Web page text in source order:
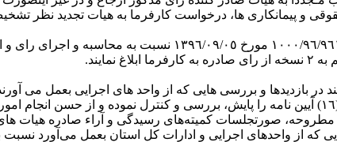
پیمانکاری ها، درخواست کارفرما به هیات تجدید نظر
٢٨‏‏- واحدهای اجرایی مکلف می باشند با رعایت مفاد دستور العمل
در بازدیدها و بررسی هایی که از واحد های اجرایی بعمل می
از واحدهای اجرایی و ادارات کل استان بعمل می‌آورد نسبت